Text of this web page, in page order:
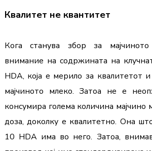
Квалитет не квантитет
Кога станува збор за
внимание на содржината на
HDA, која е мерило за квалитетот
мајчиното млеко. Затоа не е
консумира голема количина мајчино
доза, доколку е квалитетно. Она
10 HDA има во него. Затоа,